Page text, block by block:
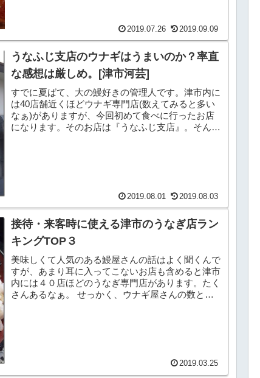
2019.07.26 2019.09.09
うなふじ支店のウナギはうまいのか？率直
な感想は厳しめ。[津市河芸]
すでに夏ばて、大の鰻好きの管理人です。津市内に
は40店舗近くほどウナギ専門店(数えてみると多い
なぁ)がありますが、今回初めて食べに行ったお店
になります。そのお店は『うなふじ支店』。そんで
2019.08.01 2019.08.03
接待・来客時に使える津市のうなぎ店ラン
キングTOP３
美味しくて人気のある鰻屋さんの話はよく聞くんで
すが、あまり耳に入ってこないお店も含めると津市
内には４０店ほどのうなぎ専門店があります。たく
さんあるなぁ。 せっかく、ウナギ屋さんの数と消
2019.03.25